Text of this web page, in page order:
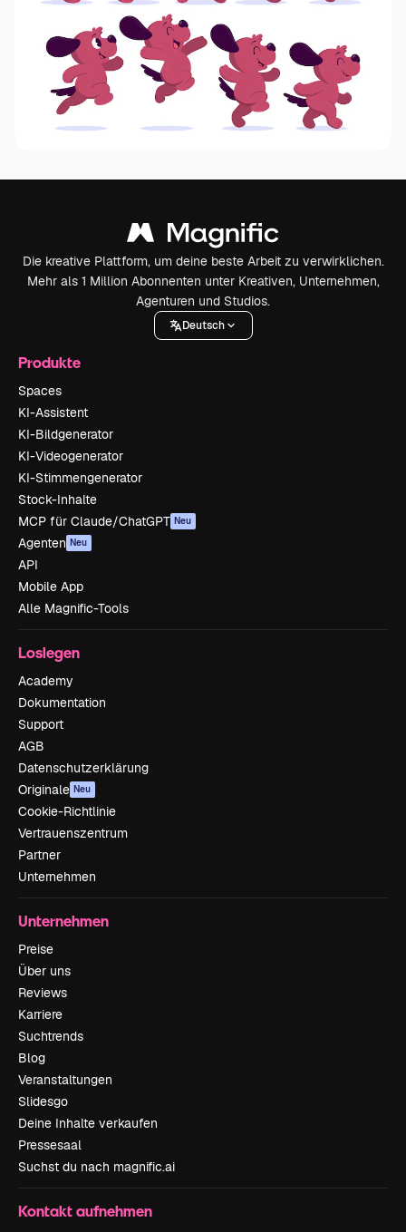
Die kreative Plattform, um deine beste Arbeit zu verwirklichen.
Mehr als 1 Million Abonnenten unter Kreativen, Unternehmen,
Agenturen und Studios.
Deutsch
Produkte
Spaces
KI-Assistent
KI-Bildgenerator
KI-Videogenerator
KI-Stimmengenerator
Stock-Inhalte
MCP für Claude/ChatGPT Neu
Agenten Neu
API
Mobile App
Alle Magnific-Tools
Loslegen
Academy
Dokumentation
Support
AGB
Datenschutzerklärung
Originale Neu
Cookie-Richtlinie
Vertrauenszentrum
Partner
Unternehmen
Unternehmen
Preise
Über uns
Reviews
Karriere
Suchtrends
Blog
Veranstaltungen
Slidesgo
Deine Inhalte verkaufen
Pressesaal
Suchst du nach magnific.ai
Kontakt aufnehmen